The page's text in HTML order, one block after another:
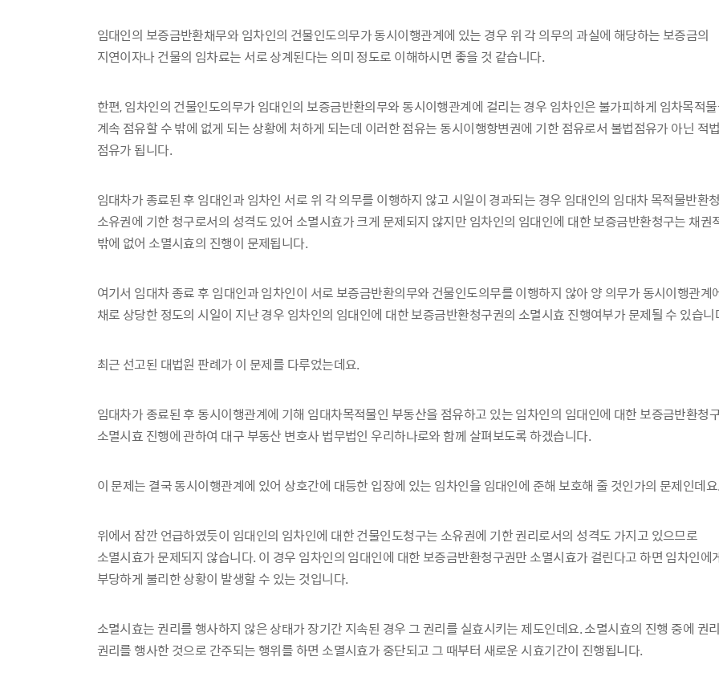
임대인의 보증금반환채무와 임차인의 건물인도의무가 동시이행관계에 있는 경우 위 각 의무의 과실에 해당하는 보증금의
지연이자나 건물의 임차료는 서로 상계된다는 의미 정도로 이해하시면 좋을 것 같습니다.
한편, 임차인의 건물인도의무가 임대인의 보증금반환의무와 동시이행관계에 걸리는 경우 임차인은 불가피하게 임차목적
계속 점유할 수 밖에 없게 되는 상황에 처하게 되는데 이러한 점유는 동시이행항변권에 기한 점유로서 불법점유가 아닌 적
점유가 됩니다.
임대차가 종료된 후 임대인과 임차인 서로 위 각 의무를 이행하지 않고 시일이 경과되는 경우 임대인의 임대차 목적물반환
소유권에 기한 청구로서의 성격도 있어 소멸시효가 크게 문제되지 않지만 임차인의 임대인에 대한 보증금반환청구는 채권
밖에 없어 소멸시효의 진행이 문제됩니다.
여기서 임대차 종료 후 임대인과 임차인이 서로 보증금반환의무와 건물인도의무를 이행하지 않아 양 의무가 동시이행관계
채로 상당한 정도의 시일이 지난 경우 임차인의 임대인에 대한 보증금반환청구권의 소멸시효 진행여부가 문제될 수 있습니
최근 선고된 대법원 판례가 이 문제를 다루었는데요.
임대차가 종료된 후 동시이행관계에 기해 임대차목적물인 부동산을 점유하고 있는 임차인의 임대인에 대한 보증금반환청
소멸시효 진행에 관하여 대구 부동산 변호사 법무법인 우리하나로와 함께 살펴보도록 하겠습니다.
이 문제는 결국 동시이행관계에 있어 상호간에 대등한 입장에 있는 임차인을 임대인에 준해 보호해 줄 것인가의 문제인데요.
위에서 잠깐 언급하였듯이 임대인의 임차인에 대한 건물인도청구는 소유권에 기한 권리로서의 성격도 가지고 있으므로
소멸시효가 문제되지 않습니다. 이 경우 임차인의 임대인에 대한 보증금반환청구권만 소멸시효가 걸린다고 하면 임차인에
부당하게 불리한 상황이 발생할 수 있는 것입니다.
소멸시효는 권리를 행사하지 않은 상태가 장기간 지속된 경우 그 권리를 실효시키는 제도인데요. 소멸시효의 진행 중에 권
권리를 행사한 것으로 간주되는 행위를 하면 소멸시효가 중단되고 그 때부터 새로운 시효기간이 진행됩니다.